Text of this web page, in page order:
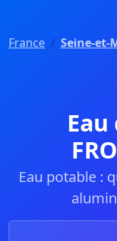
France Seine-et-
Eau potable :